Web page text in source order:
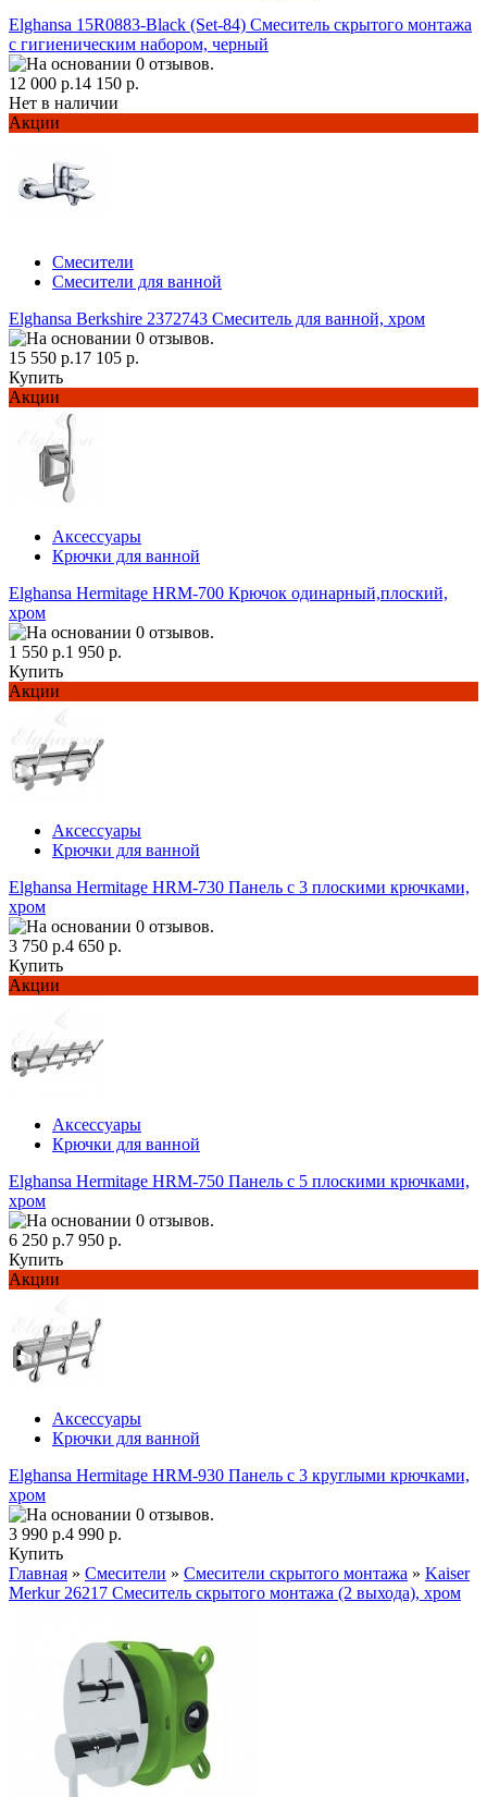
Elghansa 15R0883-Black (Set-84) Смеситель скрытого монтажа
с гигиеническим набором, черный
12 000 р.14 150 р.
Нет в наличии
Акции
Смесители
Смесители для ванной
Elghansa Berkshire 2372743 Смеситель для ванной, хром
15 550 р.17 105 р.
Купить
Акции
Аксессуары
Крючки для ванной
Elghansa Hermitage HRM-700 Крючок одинарный,плоский,
хром
1 550 р.1 950 р.
Купить
Акции
Аксессуары
Крючки для ванной
Elghansa Hermitage HRM-730 Панель с 3 плоскими крючками,
хром
3 750 р.4 650 р.
Купить
Акции
Аксессуары
Крючки для ванной
Elghansa Hermitage HRM-750 Панель с 5 плоскими крючками,
хром
6 250 р.7 950 р.
Купить
Акции
Аксессуары
Крючки для ванной
Elghansa Hermitage HRM-930 Панель с 3 круглыми крючками,
хром
3 990 р.4 990 р.
Купить
Главная » Смесители » Смесители скрытого монтажа » Kaiser
Merkur 26217 Смеситель скрытого монтажа (2 выхода), хром